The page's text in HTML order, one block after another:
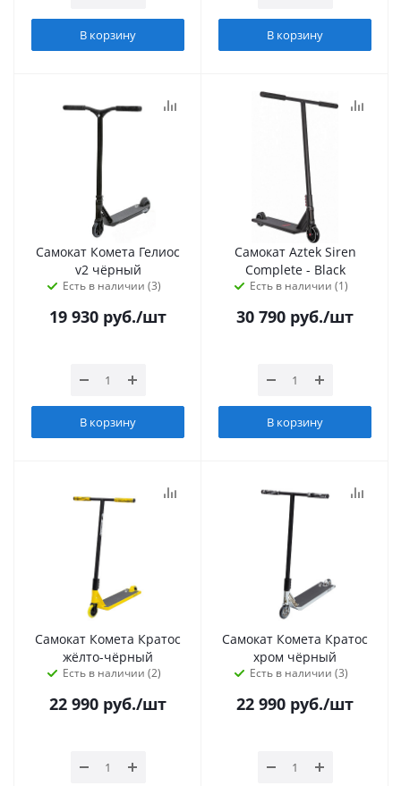
В корзину В корзину
Самокат Комета Гелиос
v2 чёрный
Есть в наличии (3)
19 930 руб./шт
В корзину
Самокат Aztek Siren
Complete - Black
Есть в наличии (1)
30 790 руб./шт
В корзину
Самокат Комета Кратос
жёлто-чёрный
Есть в наличии (2)
22 990 руб./шт
Самокат Комета Кратос
хром чёрный
Есть в наличии (3)
22 990 руб./шт